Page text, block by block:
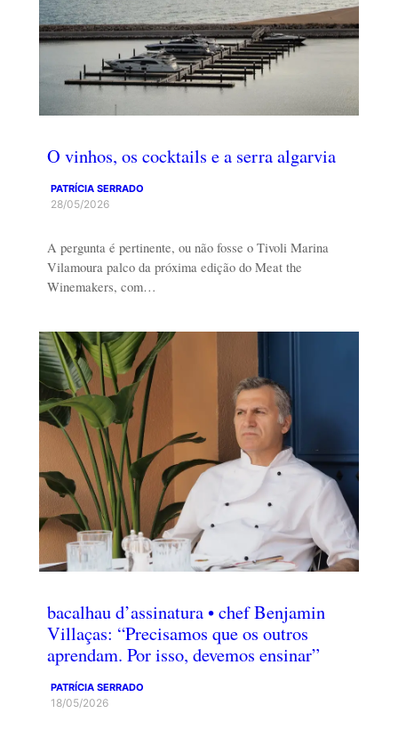
O vinhos, os cocktails e a serra algarvia
PATRÍCIA SERRADO
28/05/2026
A pergunta é pertinente, ou não fosse o Tivoli Marina
Vilamoura palco da próxima edição do Meat the
Winemakers, com…
bacalhau d’assinatura • chef Benjamin
Villaças: “Precisamos que os outros
aprendam. Por isso, devemos ensinar”
PATRÍCIA SERRADO
18/05/2026